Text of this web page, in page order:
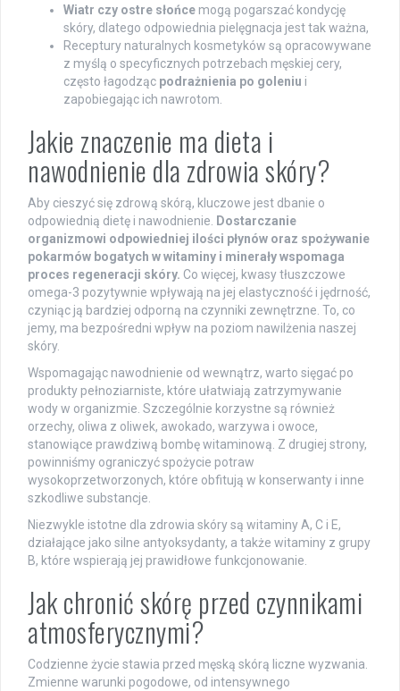
Wiatr czy ostre słońce mogą pogarszać kondycję
skóry, dlatego odpowiednia pielęgnacja jest tak ważna,
Receptury naturalnych kosmetyków są opracowywane
z myślą o specyficznych potrzebach męskiej cery,
często łagodząc podrażnienia po goleniu i
zapobiegając ich nawrotom.
Jakie znaczenie ma dieta i
nawodnienie dla zdrowia skóry?
Aby cieszyć się zdrową skórą, kluczowe jest dbanie o
odpowiednią dietę i nawodnienie. Dostarczanie
organizmowi odpowiedniej ilości płynów oraz spożywanie
pokarmów bogatych w witaminy i minerały wspomaga
proces regeneracji skóry. Co więcej, kwasy tłuszczowe
omega-3 pozytywnie wpływają na jej elastyczność i jędrność,
czyniąc ją bardziej odporną na czynniki zewnętrzne. To, co
jemy, ma bezpośredni wpływ na poziom nawilżenia naszej
skóry.
Wspomagając nawodnienie od wewnątrz, warto sięgać po
produkty pełnoziarniste, które ułatwiają zatrzymywanie
wody w organizmie. Szczególnie korzystne są również
orzechy, oliwa z oliwek, awokado, warzywa i owoce,
stanowiące prawdziwą bombę witaminową. Z drugiej strony,
powinniśmy ograniczyć spożycie potraw
wysokoprzetworzonych, które obfitują w konserwanty i inne
szkodliwe substancje.
Niezwykle istotne dla zdrowia skóry są witaminy A, C i E,
działające jako silne antyoksydanty, a także witaminy z grupy
B, które wspierają jej prawidłowe funkcjonowanie.
Jak chronić skórę przed czynnikami
atmosferycznymi?
Codzienne życie stawia przed męską skórą liczne wyzwania.
Zmienne warunki pogodowe, od intensywnego